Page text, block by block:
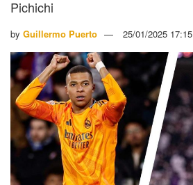
Pichichi
by Guillermo Puerto 25/01/2025 17:15